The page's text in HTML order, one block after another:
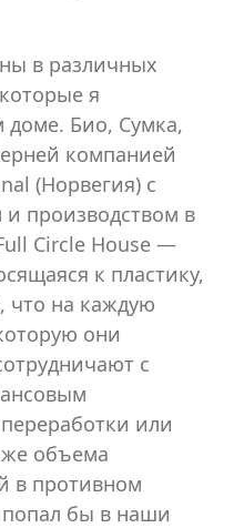
в различных
я
доме. Био, Сумка,
компанией
(Норвегия) с
производством в
Circle House —
к пластику,
что на каждую
они
с
или
объема
в противном
попал бы в наши